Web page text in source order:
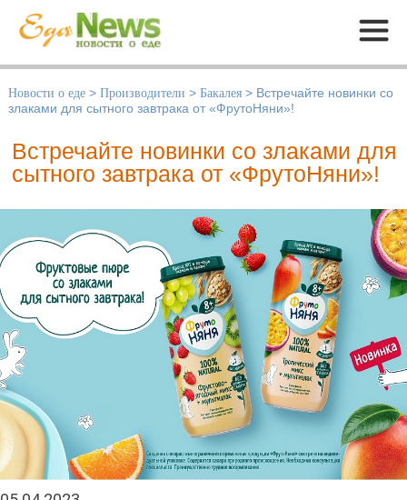
Меню
Новости о еде > Производители > Бакалея > Встречайте новинки со
злаками для сытного завтрака от «ФрутоНяни»!
Встречайте новинки со злаками для
сытного завтрака от «ФрутоНяни»!